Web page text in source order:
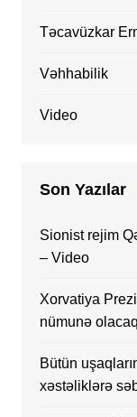
Təcavüzkar
Vəhhabilik
Video
Son Yazılar
Sionist rejim
– Video
Xorvatiya
nümunə
Bütün
xəstəliklərə